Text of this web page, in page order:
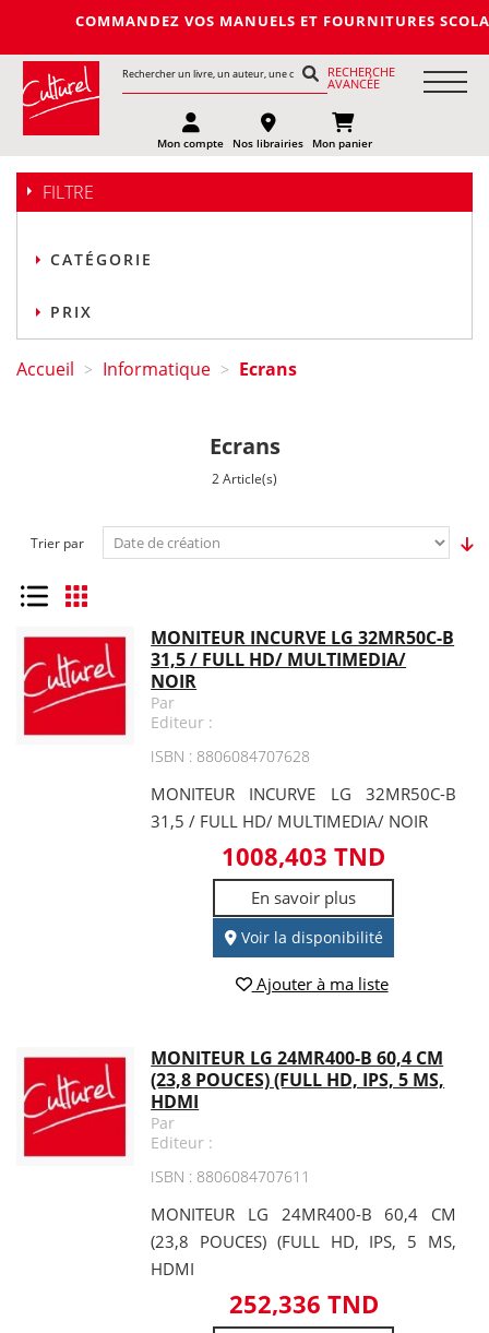
COMMANDEZ VOS MANUELS ET
RECHERCHE
AVANCÉE
Mon compte Nos librairies Mon panier
FILTRE
CATÉGORIE
PRIX
Accueil > Informatique > Ecrans
Ecrans
2 Article(s)
Trier par
Liste Grille
MONITEUR INCURVE LG 32MR50C-B
31,5 / FULL HD/ MULTIMEDIA/
NOIR
Par
Editeur :
ISBN : 8806084707628
MONITEUR INCURVE LG 32MR50C-B
31,5 / FULL HD/ MULTIMEDIA/ NOIR
1008,403 TND
En savoir plus
Voir la disponibilité
Ajouter à ma liste
MONITEUR LG 24MR400-B 60,4 CM
(23,8 POUCES) (FULL HD, IPS, 5 MS,
HDMI
Par
Editeur :
ISBN : 8806084707611
MONITEUR LG 24MR400-B 60,4 CM
(23,8 POUCES) (FULL HD, IPS, 5 MS,
HDMI
252,336 TND